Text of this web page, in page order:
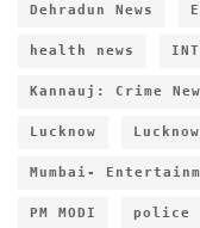
Dehradun News
health news
Kannauj: Crime
Lucknow
Mumbai-
PM MODI police